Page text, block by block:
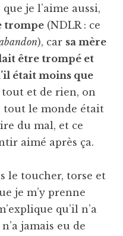
je l’aime aussi,
trompe (NDLR : ce
), car sa mère
être trompé et
était moins que
et de rien, on
tout le monde était
du mal, et ce
aimé après ça.
le toucher, torse et
je m’y prenne
qu’il n’a
jamais eu de